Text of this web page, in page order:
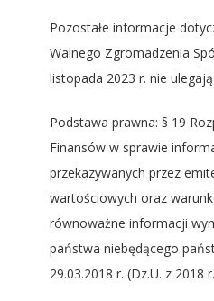
Pozostałe informacje
Walnego Zgromadzenia
listopada 2023 r. nie
Podstawa prawna: § 19
Finansów w sprawie
przekazywanych przez
wartościowych oraz
równoważne informacji
państwa niebędącego
29.03.2018 r. (Dz.U. z 2018